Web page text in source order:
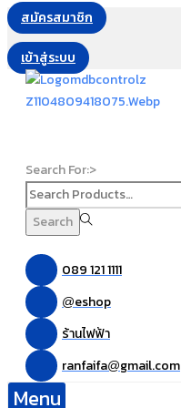
สมัครสมาชิก
เข้าสู่ระบบ
Search For:>
Search
089 121 1111
@eshop
ร้านไฟฟ้า
ranfaifa@gmail.com
Menu